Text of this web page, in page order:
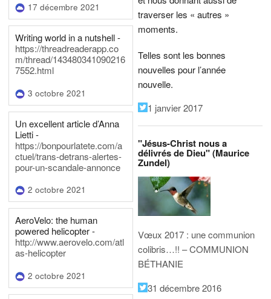
17 décembre 2021
Writing world in a nutshell -
https://threadreaderapp.co
m/thread/143480341090216
7552.html
3 octobre 2021
Un excellent article d’Anna
Lietti -
https://bonpourlatete.com/a
ctuel/trans-detrans-alertes-
pour-un-scandale-annonce
2 octobre 2021
AeroVelo: the human
powered helicopter -
http://www.aerovelo.com/atl
as-helicopter
2 octobre 2021
traverser les « autres »
moments.
Telles sont les bonnes
nouvelles pour l’année
nouvelle.
1 janvier 2017
"Jésus-Christ nous a
délivrés de Dieu" (Maurice
Zundel)
Vœux 2017 : une communion
colibris…!! – COMMUNION
BÉTHANIE
31 décembre 2016